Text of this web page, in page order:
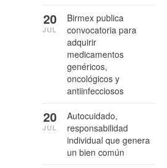
Birmex publica
convocatoria para
adquirir
medicamentos
genéricos,
oncológicos y
antiinfecciosos
20
JUL
Autocuidado,
responsabilidad
individual que genera
un bien común
20
JUL